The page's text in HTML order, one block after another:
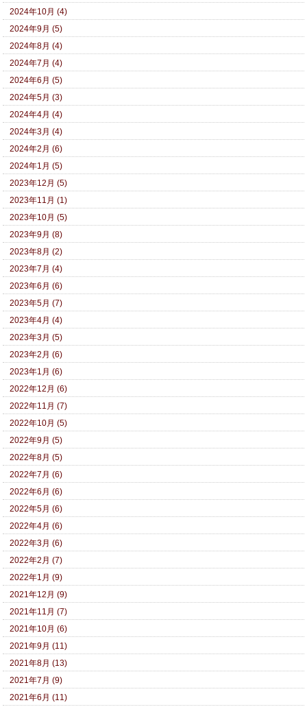
2024年10月 (4)
2024年9月 (5)
2024年8月 (4)
2024年7月 (4)
2024年6月 (5)
2024年5月 (3)
2024年4月 (4)
2024年3月 (4)
2024年2月 (6)
2024年1月 (5)
2023年12月 (5)
2023年11月 (1)
2023年10月 (5)
2023年9月 (8)
2023年8月 (2)
2023年7月 (4)
2023年6月 (6)
2023年5月 (7)
2023年4月 (4)
2023年3月 (5)
2023年2月 (6)
2023年1月 (6)
2022年12月 (6)
2022年11月 (7)
2022年10月 (5)
2022年9月 (5)
2022年8月 (5)
2022年7月 (6)
2022年6月 (6)
2022年5月 (6)
2022年4月 (6)
2022年3月 (6)
2022年2月 (7)
2022年1月 (9)
2021年12月 (9)
2021年11月 (7)
2021年10月 (6)
2021年9月 (11)
2021年8月 (13)
2021年7月 (9)
2021年6月 (11)